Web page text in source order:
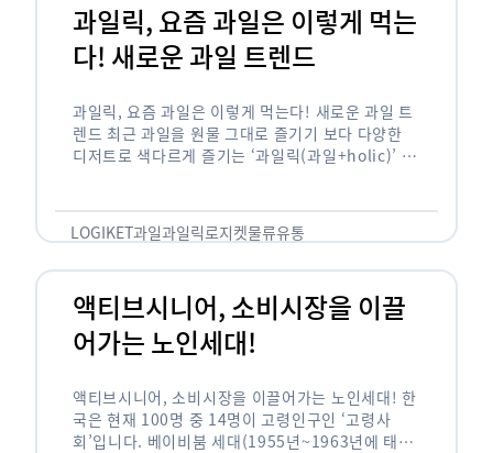
과일릭, 요즘 과일은 이렇게 먹는
다! 새로운 과일 트렌드
과일릭, 요즘 과일은 이렇게 먹는다! 새로운 과일 트
렌드 최근 과일을 원물 그대로 즐기기 보다 다양한
디저트로 색다르게 즐기는 ‘과일릭(과일+holic)’ 트
…
LOGIKET과일과일릭로지켓물류유통
액티브시니어, 소비시장을 이끌
어가는 노인세대!
액티브시니어, 소비시장을 이끌어가는 노인세대! 한
국은 현재 100명 중 14명이 고령인구인 ‘고령사
회’입니다. 베이비붐 세대(1955년~1963년에 태어